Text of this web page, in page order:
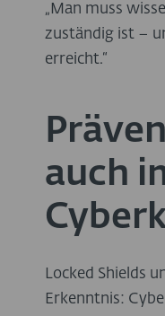
„Man muss
zuständig ist –
erreicht.“
auch
Locked Shields
Erkenntnis: